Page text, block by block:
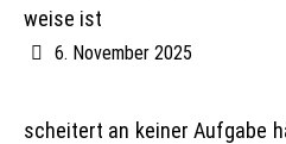
weise ist
6. November 2025
scheitert an keiner Aufgabe